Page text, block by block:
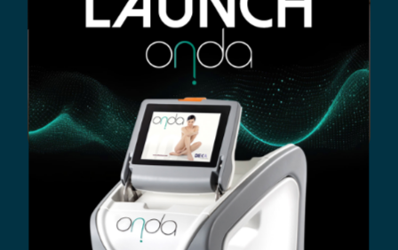
자세히 보러 가기 +